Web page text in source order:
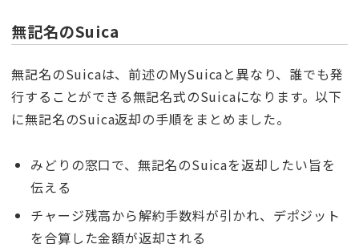
無記名のSuica
無記名のSuicaは、前述のMySuicaと異なり、誰でも発
行することができる無記名式のSuicaになります。以下
に無記名のSuica返却の手順をまとめました。
みどりの窓口で、無記名のSuicaを返却したい旨を
伝える
チャージ残高から解約手数料が引かれ、デポジット
を合算した金額が返却される